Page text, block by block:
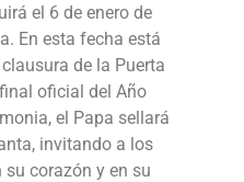
el 6 de enero de
En esta fecha está
de la Puerta
oficial del Año
el Papa sellará
invitando a los
corazón y en su